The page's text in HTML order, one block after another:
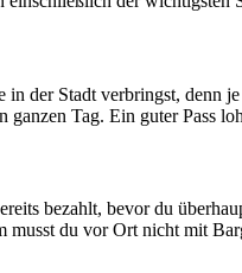
in der Stadt verbringst,
ganzen Tag. Ein guter Pass
bezahlt, bevor du
du vor Ort nicht mit